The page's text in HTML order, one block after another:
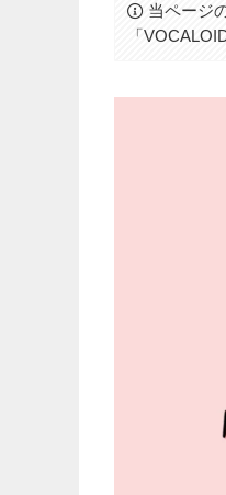
当ページ
「